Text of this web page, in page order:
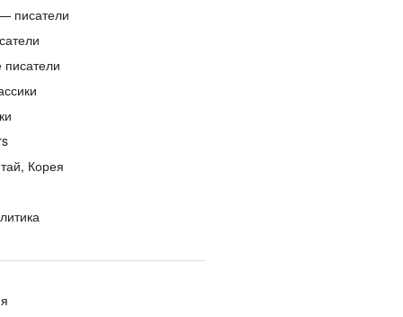
писатели
писатели
Корея